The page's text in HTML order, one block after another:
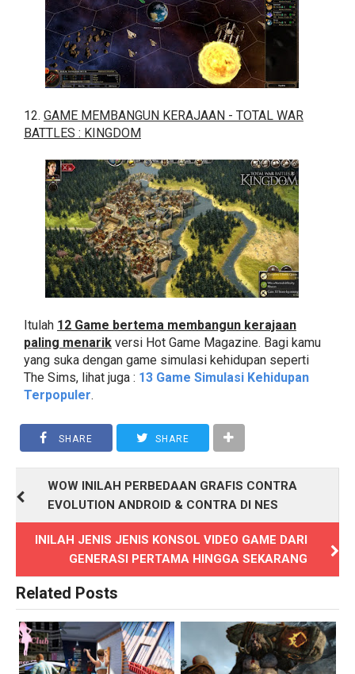
12. GAME MEMBANGUN KERAJAAN - TOTAL WAR
BATTLES : KINGDOM
Itulah 12 Game bertema membangun kerajaan
paling menarik versi Hot Game Magazine. Bagi kamu
yang suka dengan game simulasi kehidupan seperti
The Sims, lihat juga : 13 Game Simulasi Kehidupan
Terpopuler.
SHARE SHARE
WOW INILAH PERBEDAAN GRAFIS CONTRA
EVOLUTION ANDROID & CONTRA DI NES
INILAH JENIS JENIS KONSOL VIDEO GAME DARI
GENERASI PERTAMA HINGGA SEKARANG
Related Posts